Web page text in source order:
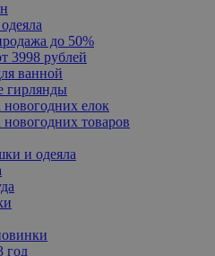
до 50%
3998 рублей
ванной
гирлянды
елок
товаров
и одеяла
год